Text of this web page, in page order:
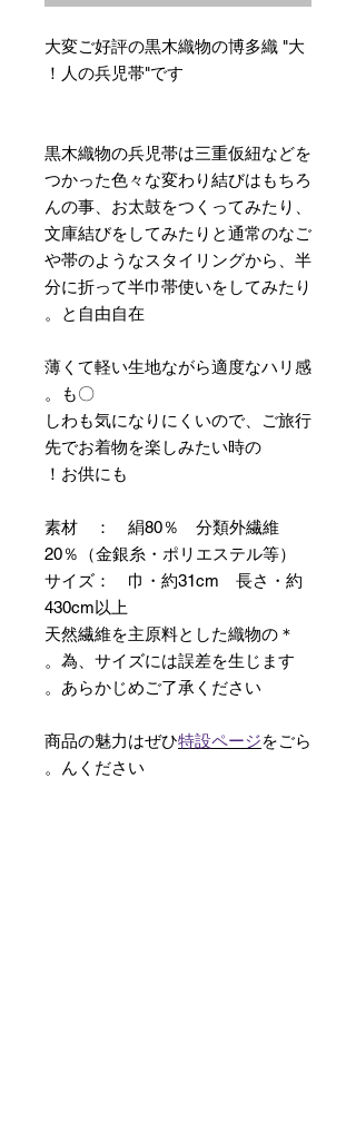
大変ご好評の黒木織物の博多織 "大
人の兵児帯"です！
黒木織物の兵児帯は三重仮紐などを
つかった色々な変わり結びはもちろ
んの事、お太鼓をつくってみたり、
文庫結びをしてみたりと通常のなご
や帯のようなスタイリングから、半
分に折って半巾帯使いをしてみたり
と自由自在。
薄くて軽い生地ながら適度なハリ感
も〇。
しわも気になりにくいので、ご旅行
先でお着物を楽しみたい時の
お供にも！
素材 ： 絹80％ 分類外繊維
20％（金銀糸・ポリエステル等）
サイズ： 巾・約31cm 長さ・約
430cm以上
＊天然繊維を主原料とした織物の
為、サイズには誤差を生じます。
商品の魅力はぜひ特設ページをごら
んください。